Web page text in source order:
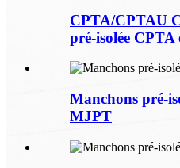
CPTA/CPTAU
pré-isolée CPTA
Manchons pré-
MJPT